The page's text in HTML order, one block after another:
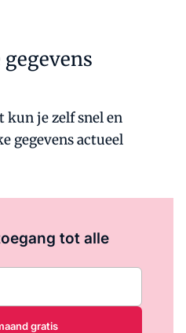
kun je zelf snel en
gegevens actueel
tot alle
gratis